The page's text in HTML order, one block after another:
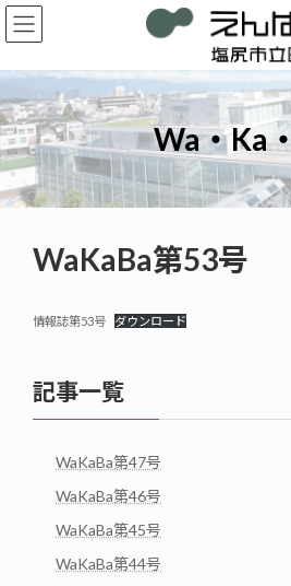
コ
ン
ン
ツ
へ
ス
キ
ッ
プ
ナ
ビ
ー
シ
ョ
ン
に
移
動
Wa・Ka
WaKaBa第53号
情報誌第53号 ダウンロード
記事一覧
WaKaBa第47号
WaKaBa第46号
WaKaBa第45号
WaKaBa第44号